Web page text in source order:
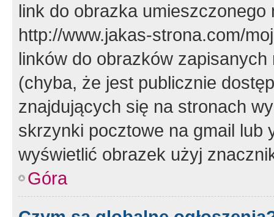
link do obrazka
http://www.jakas-strona.com/
linków do obrazków
(chyba, że jest publicznie
znajdujących się na stronach
skrzynki pocztowe na gmail lub
wyświetlić obrazek użyj
Góra